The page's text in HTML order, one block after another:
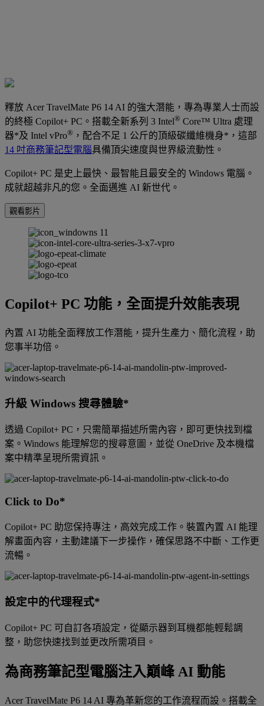
釋放 Acer TravelMate P6 14 AI 的強大潛能，專為專業人士而設
的終極 Copilot+ PC。搭載全新系列 3 Intel® Core™ Ultra 處理
器*及 Intel vPro® ，配合不足 1 公斤的頂級碳纖維機身*，這部
14 吋商務筆記型電腦具備頂尖速度與世界級流動性。
Copilot+ PC 是史上最快、最智能且最安全的 Windows 電腦。
成就超越非凡的您。全面邁進 AI 新世代。
觀看影片
Copilot+ PC 功能，全面提升效能表現
內置 AI 功能全面釋放工作潛能，提升生產力、簡化流程，助
您事半功倍。
升級 Windows 搜尋體驗*
透過 Copilot+ PC，只需簡單描述所需內容，即可更快找到檔
案。Windows 能理解您的搜尋意圖，並從 OneDrive 及本機檔
案中精準呈現所需資訊。
Click to Do*
Copilot+ PC 助您保持專注，高效完成工作。裝置內置 AI 能理
解畫面內容，主動建議下一步操作，確保思路不中斷、工作更
流暢。
設定中的代理程式*
Copilot+ PC 可自訂各項設定，從顯示器到耳機都能輕鬆調
整，助您快速找到並更改所需項目。
為商務筆記型電腦注入巔峰 AI 動能
Acer TravelMate P6 14 AI 專為革新您的工作流程而設。搭載全